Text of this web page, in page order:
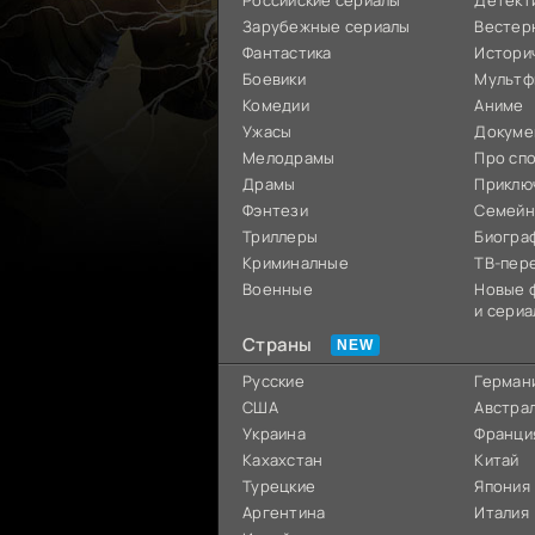
Зарубежные сериалы
Фантастика
Боевики
Комедии
Ужасы
Мелодрамы
Драмы
Фэнтези
Триллеры
Криминалные
Военные
Аниме
Про
ТВ-
Новые
и
Страны
Русские
США
Украина
Кахахстан
Турецкие
Аргентина
Китай
Япония
Италия